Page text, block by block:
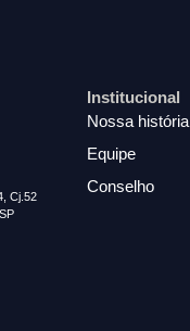
Cj.52
Institucional
Nossa história
Equipe
Conselho